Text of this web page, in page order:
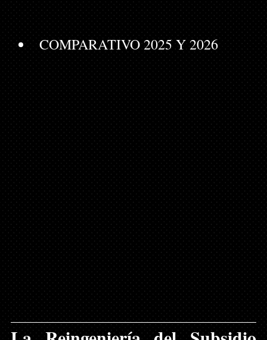
COMPARATIVO 2025 Y 2026